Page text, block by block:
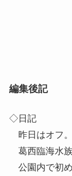
編集後記
◇日記
昨日はオフ。
葛西臨海水族
公園内で初